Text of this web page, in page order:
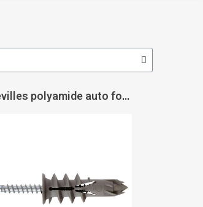
Chevilles polyamide auto foreuse Driva Click - SPIT